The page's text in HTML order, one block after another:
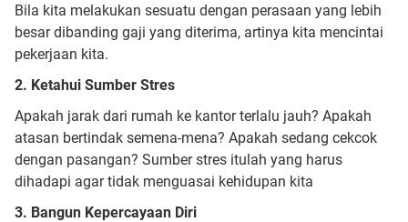
Bila kita melakukan sesuatu dengan perasaan yang lebih
besar dibanding gaji yang diterima, artinya kita mencintai
pekerjaan kita.
2. Ketahui Sumber Stres
Apakah jarak dari rumah ke kantor terlalu jauh? Apakah
atasan bertindak semena-mena? Apakah sedang cekcok
dengan pasangan? Sumber stres itulah yang harus
dihadapi agar tidak menguasai kehidupan kita
3. Bangun Kepercayaan Diri